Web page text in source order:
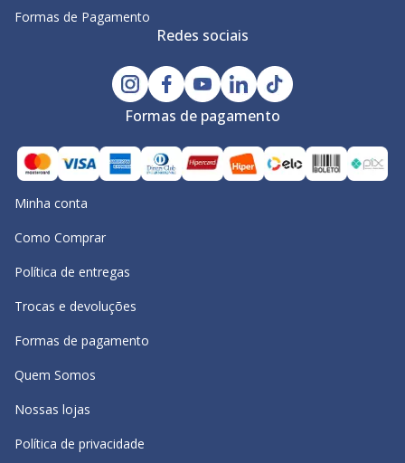
Formas de Pagamento
Redes sociais
Formas de pagamento
Minha conta
Como Comprar
Política de entregas
Trocas e devoluções
Formas de pagamento
Quem Somos
Nossas lojas
Política de privacidade